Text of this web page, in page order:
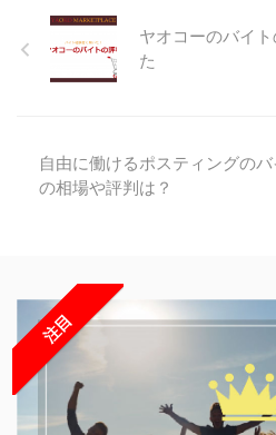
ヤオコーのバイ
た
自由に働けるポスティングの
の相場や評判は？
注目